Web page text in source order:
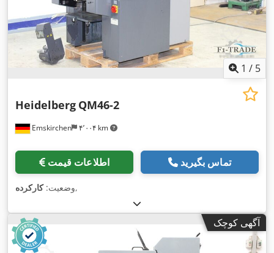
1 / 5
Emskirchen ۴٬۰۰۴ km
Heidelberg QM46-2
اطلاعات قیمت تماس بگیرید
وضعیت:کارکرده ,
آگهی کوچک